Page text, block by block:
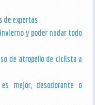
de expertas
y poder nadar todo
de atropello de ciclista a
mejor, desodorante o